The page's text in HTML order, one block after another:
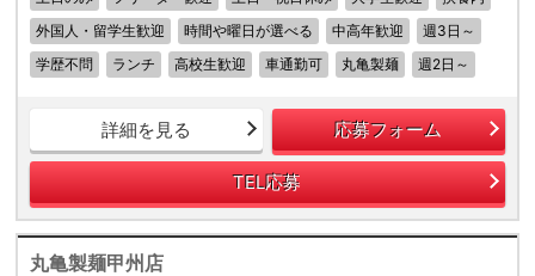
外国人・留学生歓迎
時間や曜日が選べる 中高年歓迎
週3日～
学歴不問
ランチ 高校生歓迎 車通勤可 丸亀製麺 週2日～
詳細を見る 応募フォーム
TEL応募
丸亀製麺甲州店